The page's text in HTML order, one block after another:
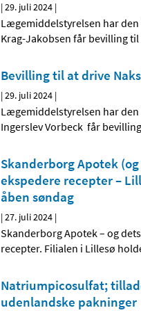
|29. juli 2024 |
Lægemiddelstyrelsen har den
Krag-Jakobsen får bevilling
Bevilling til at drive
|29. juli 2024 |
Lægemiddelstyrelsen har
Ingerslev Vorbeck får
Skanderborg Apotek
ekspedere recepter –
åben søndag
|27. juli 2024 |
Skanderborg Apotek – og
recepter. Filialen i Lillesø
Natriumpicosulfat;
udenlandske pakninger